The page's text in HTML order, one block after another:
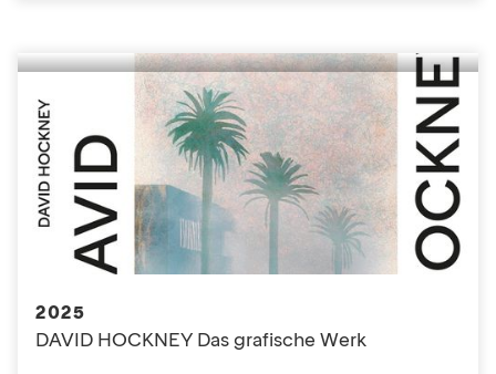
2025
DAVID HOCKNEY Das grafische Werk